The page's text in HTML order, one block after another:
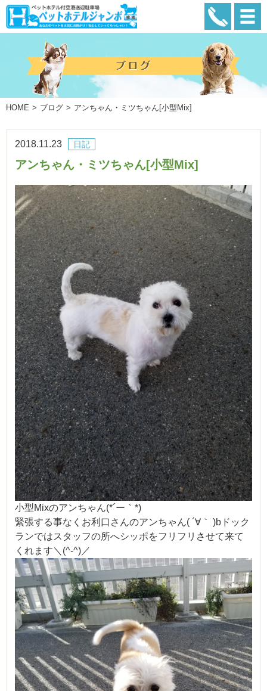
HOME ブログ アンちゃん・ミツちゃん[小型Mix]
日記
2018.11.23
アンちゃん・ミツちゃん[小型Mix]
小型Mixのアンちゃん(*´ー｀*)
緊張する事なくお利口さんのアンちゃん( ´∀｀ )bドック
ランではスタッフの所へシッポをフリフリさせて来て
くれます＼(^-^)／